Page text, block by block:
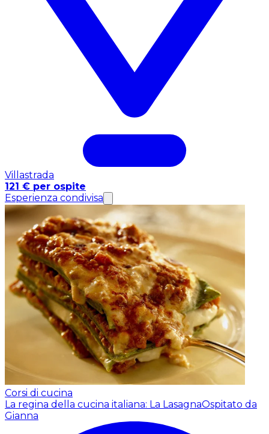
Villastrada
121 € per ospite
Esperienza condivisa
Corsi di cucina
La regina della cucina italiana: La LasagnaOspitato da
Gianna